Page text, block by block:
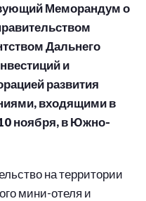
Меморандум о
Дальнего
и
развития
входящими в
ноября, в Южно-
на территории
мини-отеля и